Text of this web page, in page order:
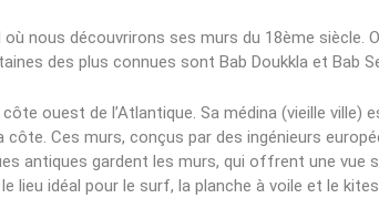
nous découvrirons ses murs du 18ème siècle.
des plus connues sont Bab Doukkla et Bab
ouest de l’Atlantique. Sa médina (vieille ville)
Ces murs, conçus par des ingénieurs
antiques gardent les murs, qui offrent une vue
lieu idéal pour le surf, la planche à voile et le